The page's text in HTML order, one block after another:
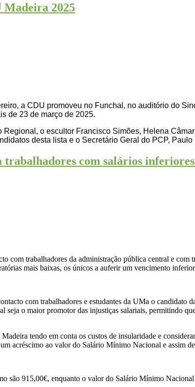
Madeira 2025
a CDU promoveu no Funchal, no auditório do
de 23 de março de 2025.
o escultor Francisco Simões, Helena
desta lista e o Secretário Geral do PCP, Paulo
com salários
com trabalhadores da administração pública central e
mais baixas, os únicos a auferir um vencimento
com trabalhadores e estudantes da UMa o
o maior promotor das injustiças salariais, permitindo
tendo em conta os custos de insularidade e
acréscimo ao valor do Salário Mínimo Nacional e assim
são 915,00€, enquanto o valor do Salário Mínimo